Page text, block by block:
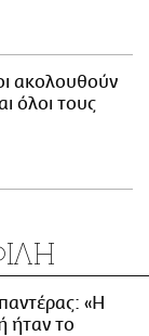
ακολουθούν
όλοι τους
«Η
ήταν το